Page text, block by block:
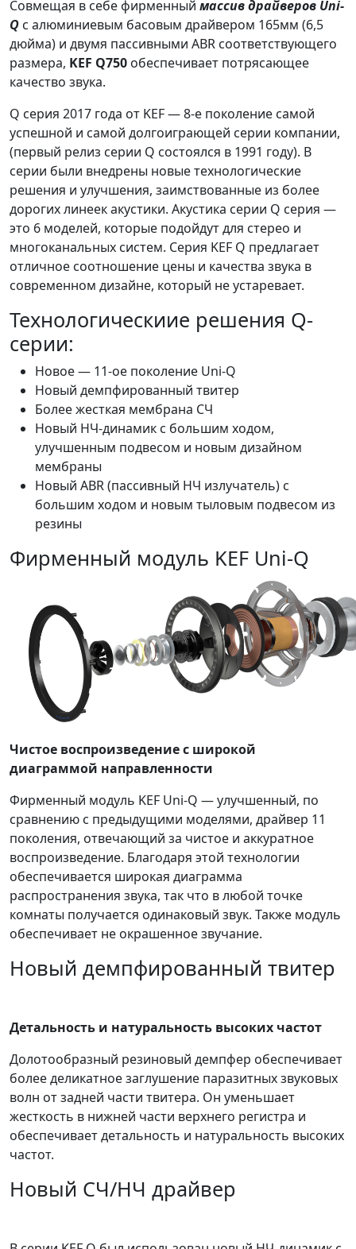
Совмещая в себе фирменный массив драйверов Uni-
Q с алюминиевым басовым драйвером 165мм (6,5
дюйма) и двумя пассивными ABR соответствующего
размера, KEF Q750 обеспечивает потрясающее
качество звука.
Q серия 2017 года от KEF — 8-е поколение самой
успешной и самой долгоиграющей серии компании,
(первый релиз серии Q состоялся в 1991 году). В
серии были внедрены новые технологические
решения и улучшения, заимствованные из более
дорогих линеек акустики. Акустика серии Q серия —
это 6 моделей, которые подойдут для стерео и
многоканальных систем. Серия KEF Q предлагает
отличное соотношение цены и качества звука в
современном дизайне, который не устаревает.
Технологическиие решения Q-
серии:
Новое — 11-ое поколение Uni-Q
Новый демпфированный твитер
Более жесткая мембрана СЧ
Новый НЧ-динамик с большим ходом,
улучшенным подвесом и новым дизайном
мембраны
Новый ABR (пассивный НЧ излучатель) с
большим ходом и новым тыловым подвесом из
резины
Фирменный модуль KEF Uni-Q
Чистое воспроизведение с широкой
диаграммой направленности
Фирменный модуль KEF Uni-Q — улучшенный, по
сравнению с предыдущими моделями, драйвер 11
поколения, отвечающий за чистое и аккуратное
воспроизведение. Благодаря этой технологии
обеспечивается широкая диаграмма
распространения звука, так что в любой точке
комнаты получается одинаковый звук. Также модуль
обеспечивает не окрашенное звучание.
Новый демпфированный твитер
Детальность и натуральность высоких частот
Долотообразный резиновый демпфер обеспечивает
более деликатное заглушение паразитных звуковых
волн от задней части твитера. Он уменьшает
жесткость в нижней части верхнего регистра и
обеспечивает детальность и натуральность высоких
частот.
Новый СЧ/НЧ драйвер